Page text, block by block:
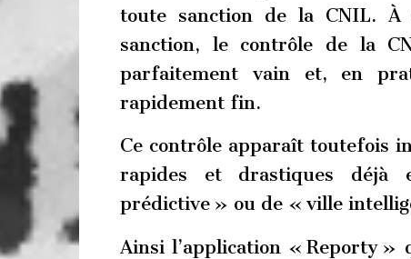
toute sanction de la CNIL. À
sanction, le contrôle de la
parfaitement vain et, en
rapidement fin.
Ce contrôle apparaît toutefois
rapides et drastiques déjà
prédictive » ou de « ville
Ainsi l’application « Reporty